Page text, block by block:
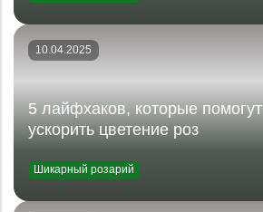
10.04.2025
5 лайфхаков, которые помогут
ускорить цветение роз
Шикарный розарий